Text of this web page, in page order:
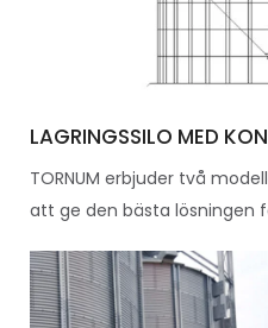
LAGRINGSSILO MED
TORNUM erbjuder två
att ge den bästa lösningen